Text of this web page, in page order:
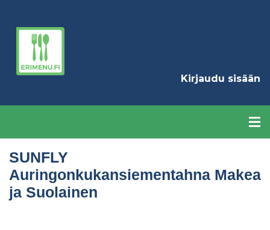
Kirjaudu sisään
SUNFLY
Auringonkukansiementahna Makea
ja Suolainen